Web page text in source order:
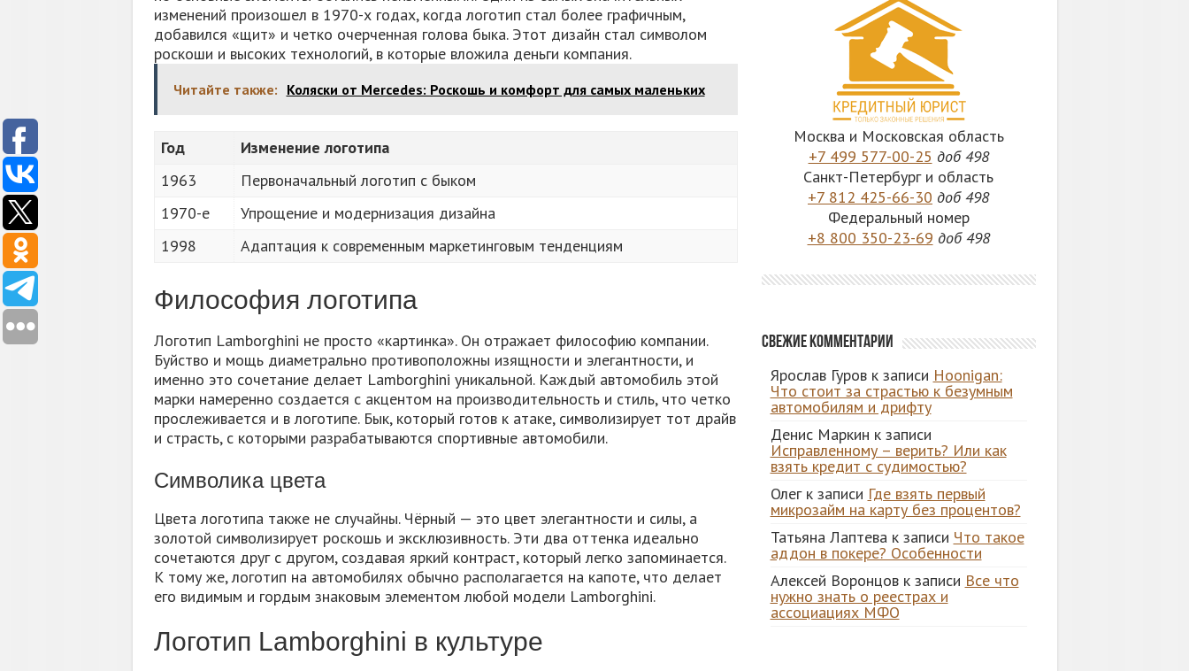
изменений произошел в 1970-х годах, когда логотип стал более графичным,
добавился «щит» и четко очерченная голова быка. Этот дизайн стал символом
роскоши и высоких технологий, в которые вложила деньги компания.
Читайте также: Коляски от Mercedes: Роскошь и комфорт для самых маленьких
Год
Изменение логотипа
1963
Первоначальный логотип с быком
1970-е
Упрощение и модернизация дизайна
1998
Адаптация к современным маркетинговым тенденциям
Философия логотипа
Логотип Lamborghini не просто «картинка». Он отражает философию компании.
Буйство и мощь диаметрально противоположны изящности и элегантности, и
именно это сочетание делает Lamborghini уникальной. Каждый автомобиль этой
марки намеренно создается с акцентом на производительность и стиль, что четко
прослеживается и в логотипе. Бык, который готов к атаке, символизирует тот драйв
и страсть, с которыми разрабатываются спортивные автомобили.
Символика цвета
Цвета логотипа также не случайны. Чёрный — это цвет элегантности и силы, а
золотой символизирует роскошь и эксклюзивность. Эти два оттенка идеально
сочетаются друг с другом, создавая яркий контраст, который легко запоминается.
К тому же, логотип на автомобилях обычно располагается на капоте, что делает
его видимым и гордым знаковым элементом любой модели Lamborghini.
Логотип Lamborghini в культуре
Москва и Московская область
+7 499 577-00-25 доб 498
Санкт-Петербург и область
+7 812 425-66-30 доб 498
Федеральный номер
+8 800 350-23-69 доб 498
Свежие комментарии
Ярослав Гуровк записи Hoonigan:
Что стоит за страстью к безумным
автомобилям и дрифту
Денис Маркин к записи
Исправленному – верить? Или как
взять кредит с судимостью?
Олегк записи Где взять первый
микрозайм на карту без процентов?
Татьяна Лаптевак записи Что такое
аддон в покере? Особенности
Алексей Воронцовк записи Все что
нужно знать о реестрах и
ассоциациях МФО